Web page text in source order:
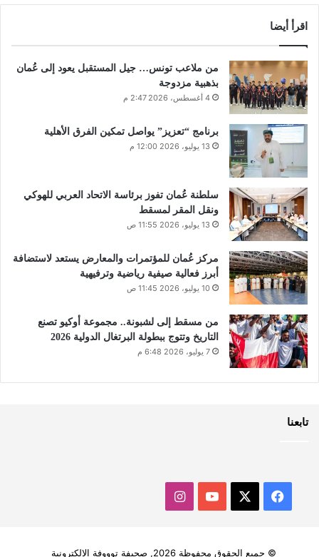
اقرأ أيضا
من ملاعب تونس… جيل المستقبل يعود إلى عُمان
بذهبية مزدوجة
4 أغسطس، 2026 2:47 م
برنامج “تعزيز” يواصل تمكين الفرق الأهلية
13 يوليو، 2026 12:00 م
سلطنة عُمان تفوز برئاسة الاتحاد العربي للهوكي
ونقل المقر لمسقط
13 يوليو، 2026 11:55 ص
مركز عُمان للمؤتمرات والمعارض يستعد لاستضافة
أبرز فعالية صيفية رياضية وترفيهية
10 يوليو، 2026 11:45 ص
من مسقط إلى لشبونة.. مجموعة أوكيو تصنع
التاريخ وتتوج ببطولة البرتغال الدولية 2026
7 يوليو، 2026 6:48 م
تابعنا
فيسبوك ‫YouTubeانستقرام
© جميع الحقوق محفوظة 2026, صحيفة توووفة الالكترونية